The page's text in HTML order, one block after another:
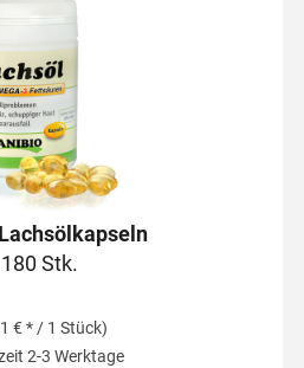
180 Stk.
€ * / 1 Stück)
2-3 Werktage